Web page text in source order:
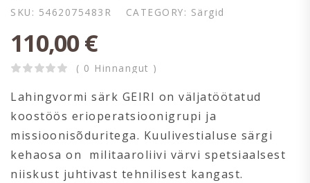
SKU: 5462075483R CATEGORY: Särgid
110,00€
( 0 Hinnangut )
Lahingvormi särk GEIRI on väljatöötatud
koostöös erioperatsioonigrupi ja
missioonisõduritega. Kuulivestialuse särgi
kehaosa on militaaroliivi värvi spetsiaalsest
niiskust juhtivast tehnilisest kangast.